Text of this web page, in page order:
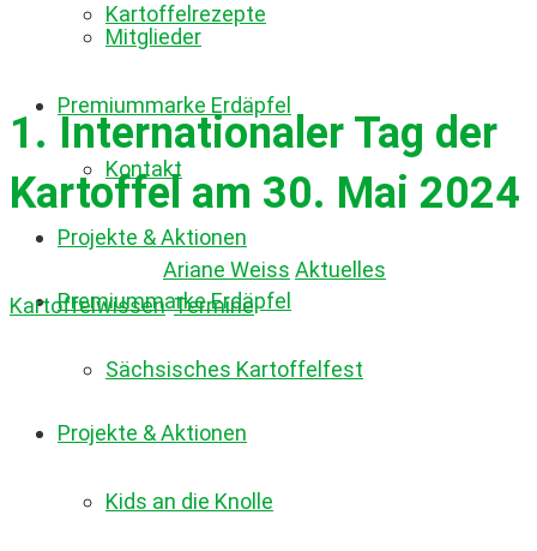
Premiummarke Erdäpfel
Projekte & Aktionen
Sächsisches Kartoffelfest
Kids an die Knolle
Mitglieder
Kontakt
Premiummarke Erdäpfel
Projekte & Aktionen
Kartoffelrezepte
1. Internationaler Tag der
Kartoffel am 30. Mai 2024
Ariane Weiss Aktuelles
Kartoffelwissen,Termine